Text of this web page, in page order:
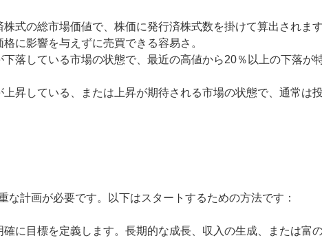
式の総市場価値で、株価に発行済株式数を掛けて算出されます
に影響を与えずに売買できる容易さ。
下落している市場の状態で、最近の高値から20％以上の下落が
上昇している、または上昇が期待される市場の状態で、通常は
な計画が必要です。以下はスタートするための方法です：
確に目標を定義します。長期的な成長、収入の生成、または富